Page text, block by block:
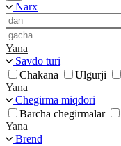
Narx
Yana
Savdo turi
Chakana
Ulgurji
Yana
Chegirma miqdori
Barcha chegirmalar
Yana
Brend